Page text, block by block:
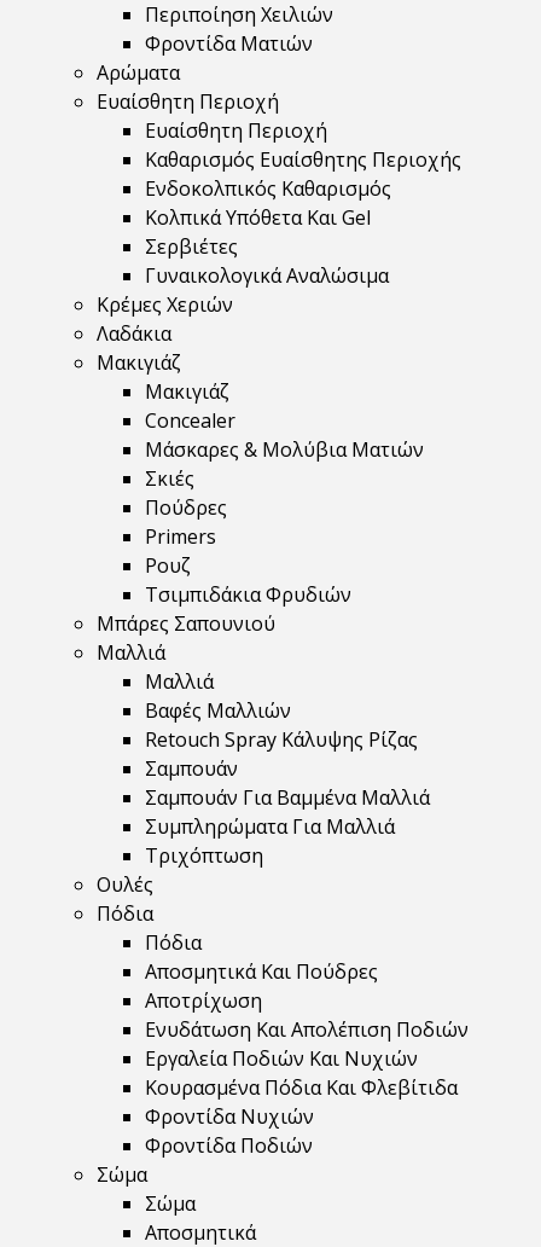
Περιποίηση Χειλιών
Φροντίδα Ματιών
Αρώματα
Ευαίσθητη Περιοχή
Ευαίσθητη Περιοχή
Καθαρισμός Ευαίσθητης Περιοχής
Ενδοκολπικός Καθαρισμός
Κολπικά Υπόθετα Και Gel
Σερβιέτες
Γυναικολογικά Αναλώσιμα
Κρέμες Χεριών
Λαδάκια
Μακιγιάζ
Μακιγιάζ
Concealer
Μάσκαρες & Μολύβια Ματιών
Σκιές
Πούδρες
Primers
Ρουζ
Τσιμπιδάκια Φρυδιών
Μπάρες Σαπουνιού
Μαλλιά
Μαλλιά
Βαφές Μαλλιών
Retouch Spray Κάλυψης Ρίζας
Σαμπουάν
Σαμπουάν Για Βαμμένα Μαλλιά
Συμπληρώματα Για Μαλλιά
Τριχόπτωση
Ουλές
Πόδια
Πόδια
Αποσμητικά Και Πούδρες
Αποτρίχωση
Ενυδάτωση Και Απολέπιση Ποδιών
Εργαλεία Ποδιών Και Νυχιών
Κουρασμένα Πόδια Και Φλεβίτιδα
Φροντίδα Νυχιών
Φροντίδα Ποδιών
Σώμα
Σώμα
Αποσμητικά